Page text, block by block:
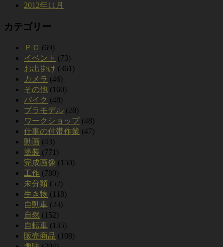
2012年11月
カテゴリー
ＰＣ (69)
イベント (73)
お出掛け (361)
カメラ (46)
その他 (160)
バイク (48)
プラモデル (28)
ワークショップ(48)
仕事の付帯作業 (47)
動画 (43)
塗装 (771)
完成画像 (150)
工作 (780)
未分類 (52)
生き物 (118)
自動車 (23)
自然 (152)
自転車 (135)
販売商品 (108)